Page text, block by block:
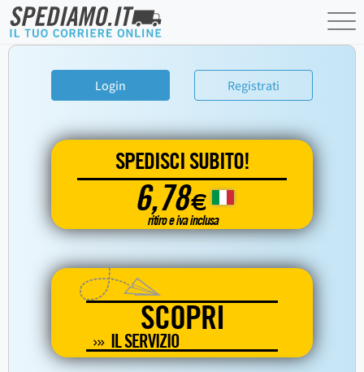
Login Registrati
SPEDISCI SUBITO!
6,78€
ritiro e iva inclusa
SCOPRI
IL SERVIZIO